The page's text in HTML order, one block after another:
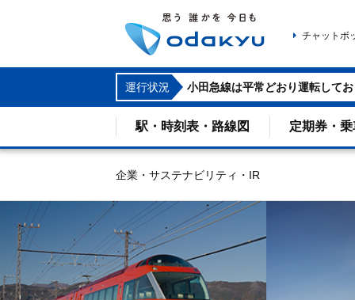
運行状況 小田急線は平常どおり運転して
駅・時刻表・路線図 定期券・
チャットボ
企業・サステナビリティ・IR